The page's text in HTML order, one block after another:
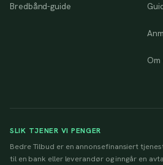
Bredbånd-guide
SLIK TJENER VI PENGER
Bedre Tilbud er en annonsefinansiert
til en bank eller leverandør og inngår en